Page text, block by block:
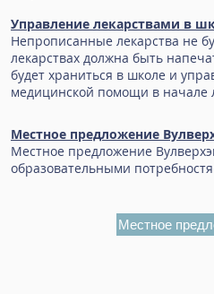
Управление лекарствами в
Непрописанные лекарства не
лекарствах должна быть
будет храниться в школе и
медицинской помощи в начале
Местное предложение
Местное предложение
образовательными
Местное